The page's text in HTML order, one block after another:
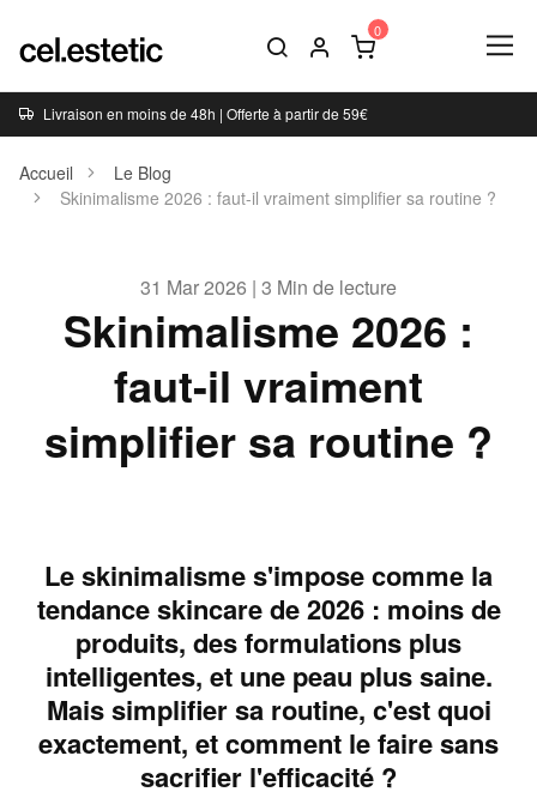
Livraison en moins de 48h | Offerte à partir de 59€
Accueil
Le Blog
Skinimalisme 2026 : faut-il vraiment simplifier sa routine ?
31 Mar 2026 | 3 Min de lecture
Skinimalisme 2026 :
faut-il vraiment
simplifier sa routine ?
Le skinimalisme s'impose comme la
tendance skincare de 2026 : moins de
produits, des formulations plus
intelligentes, et une peau plus saine.
Mais simplifier sa routine, c'est quoi
exactement, et comment le faire sans
sacrifier l'efficacité ?